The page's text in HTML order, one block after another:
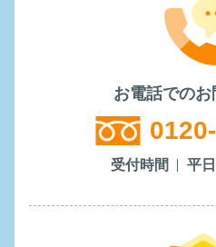
お電話での
受付時間 平